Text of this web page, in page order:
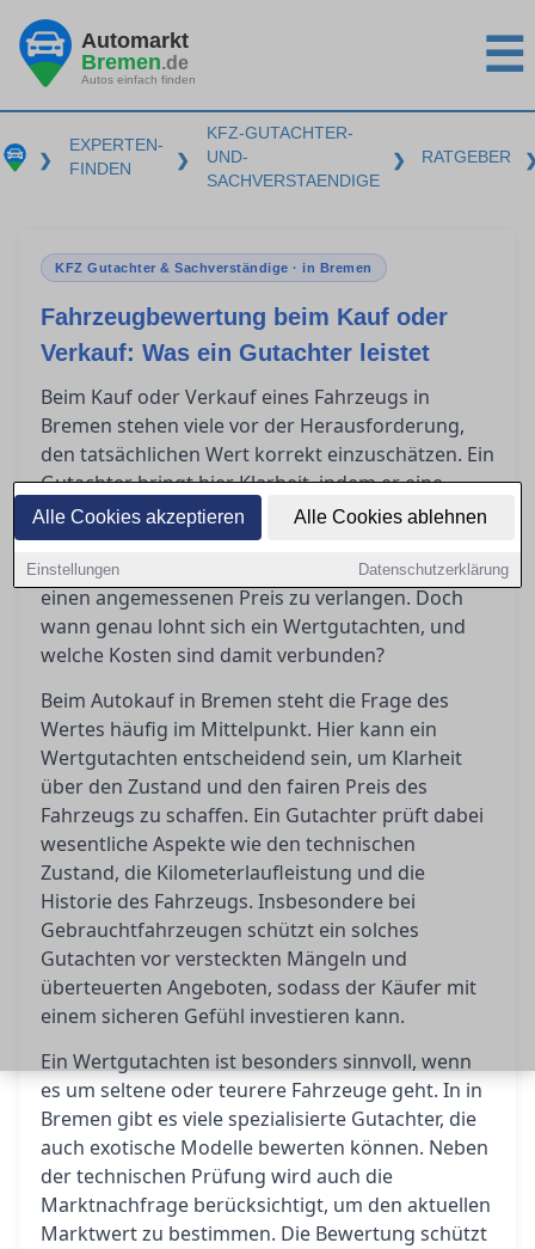
Alle Cookies akzeptieren Alle Cookies ablehnen
Einstellungen Datenschutzerklärung
Automarkt
Bremen.de
Autos einfach finden ☰
❯
EXPERTEN-
FINDEN
❯
KFZ-GUTACHTER-
UND-
SACHVERSTAENDIGE
❯ RATGEBER
KFZ Gutachter & Sachverständige · in Bremen
Fahrzeugbewertung beim Kauf oder
Verkauf: Was ein Gutachter leistet
Beim Kauf oder Verkauf eines Fahrzeugs in
Bremen stehen viele vor der Herausforderung,
den tatsächlichen Wert korrekt einzuschätzen. Ein
Gutachter bringt hier Klarheit, indem er eine
präzise Fahrzeugbewertung vornimmt. Solch ein
Gutachten bewahrt Käufer vor bösen
Überraschungen und gibt Verkäufern Sicherheit,
einen angemessenen Preis zu verlangen. Doch
wann genau lohnt sich ein Wertgutachten, und
welche Kosten sind damit verbunden?
Beim Autokauf in Bremen steht die Frage des
Wertes häufig im Mittelpunkt. Hier kann ein
Wertgutachten entscheidend sein, um Klarheit
über den Zustand und den fairen Preis des
Fahrzeugs zu schaffen. Ein Gutachter prüft dabei
wesentliche Aspekte wie den technischen
Zustand, die Kilometerlaufleistung und die
Historie des Fahrzeugs. Insbesondere bei
Gebrauchtfahrzeugen schützt ein solches
Gutachten vor versteckten Mängeln und
überteuerten Angeboten, sodass der Käufer mit
einem sicheren Gefühl investieren kann.
Ein Wertgutachten ist besonders sinnvoll, wenn
es um seltene oder teurere Fahrzeuge geht. In in
Bremen gibt es viele spezialisierte Gutachter, die
auch exotische Modelle bewerten können. Neben
der technischen Prüfung wird auch die
Marktnachfrage berücksichtigt, um den aktuellen
Marktwert zu bestimmen. Die Bewertung schützt